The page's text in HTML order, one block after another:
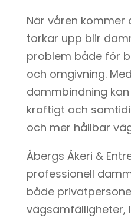
När våren
torkar upp blir
problem både för
och omgivning.
dammbindning
kraftigt och
och mer hållbar
Åbergs Åkeri &
professionell
både
vägsamfälligheter,